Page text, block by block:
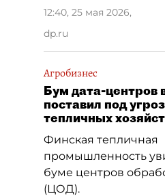
12:40, 25 мая 2026,
dp.ru
Агробизнес
Бум дата-центров
поставил под
тепличных
Финская тепличная
промышленность
буме центров
(ЦОД).